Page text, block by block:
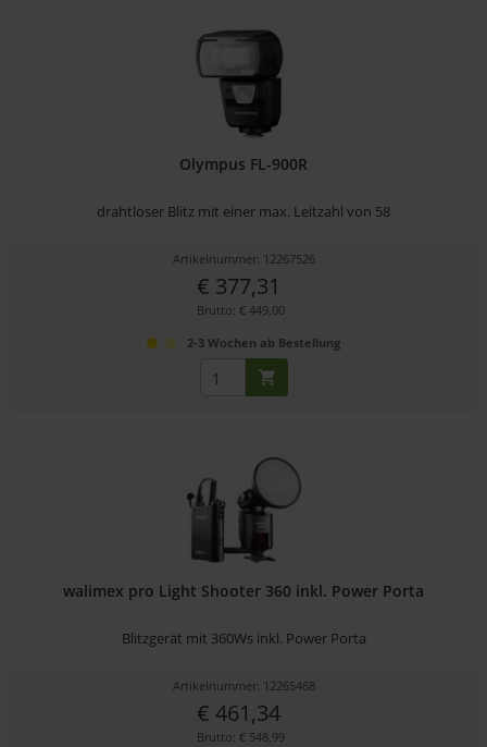
Olympus FL-900R
drahtloser Blitz mit einer max. Leitzahl von 58
Artikelnummer: 12267526
€ 377,31
Brutto: € 449,00
2-3 Wochen ab Bestellung
walimex pro Light Shooter 360 inkl. Power Porta
Blitzgerät mit 360Ws inkl. Power Porta
Artikelnummer: 12265468
€ 461,34
Brutto: € 548,99